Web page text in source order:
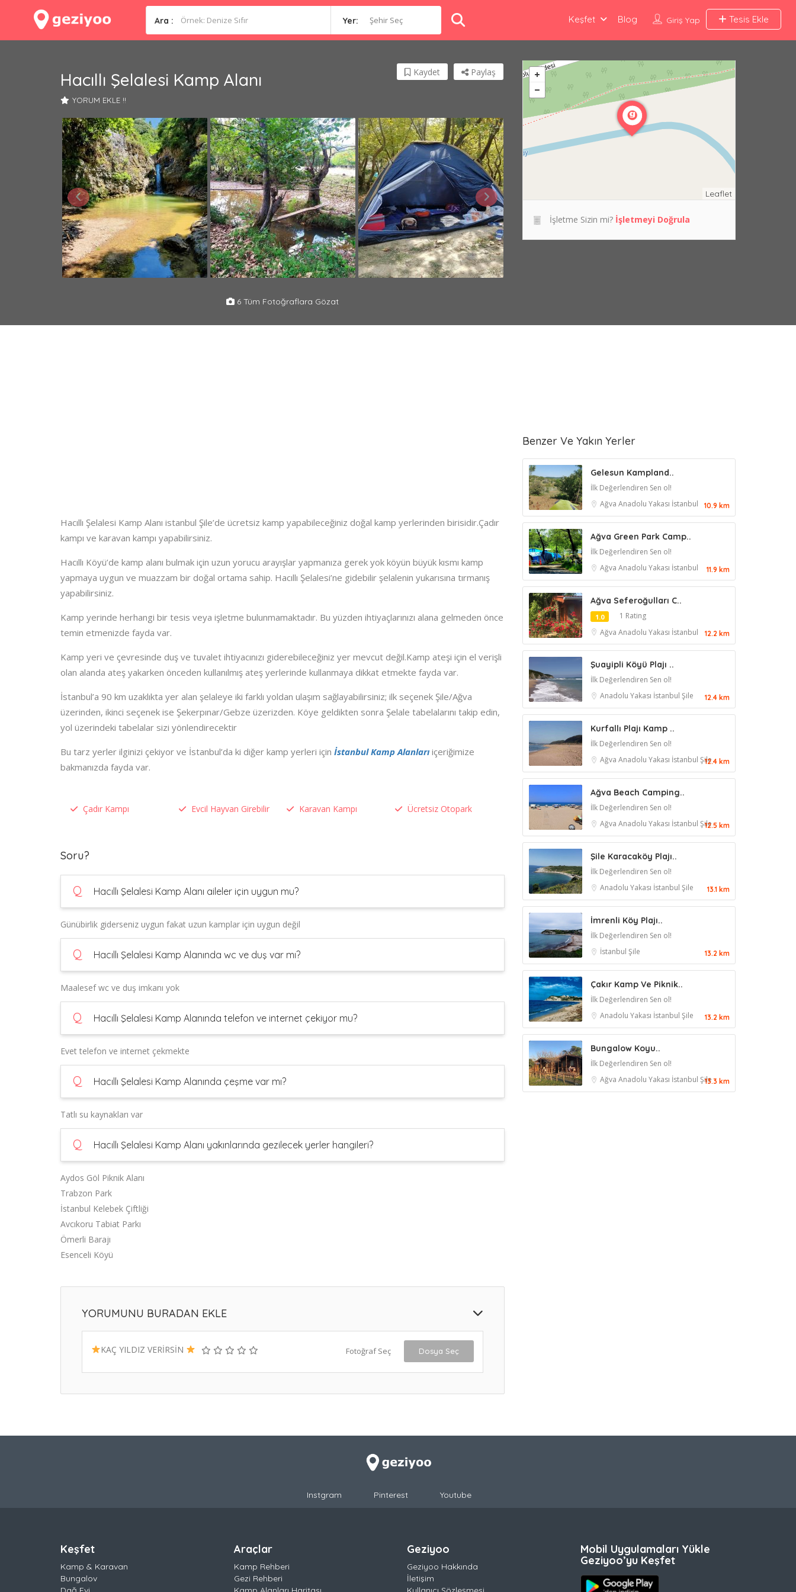
Ara : Yer: Şehir Seç Giriş Yap Tesis Ekle
Keşfet Blog
Hacıllı Şelalesi Kamp Alanı
YORUM EKLE !!
Paylaş
Kaydet
6 Tüm Fotoğraflara Gözat
Hacıllı Şelalesi Kamp Alanı istanbul Şile’de ücretsiz kamp yapabileceğiniz doğal kamp yerlerinden birisidir.Çadır
kampı ve karavan kampı yapabilirsiniz.
Hacıllı Köyü’de kamp alanı bulmak için uzun yorucu arayışlar yapmanıza gerek yok köyün büyük kısmı kamp
yapmaya uygun ve muazzam bir doğal ortama sahip. Hacıllı Şelalesi’ne gidebilir şelalenin yukarısına tırmanış
yapabilirsiniz.
Kamp yerinde herhangi bir tesis veya işletme bulunmamaktadır. Bu yüzden ihtiyaçlarınızı alana gelmeden önce
temin etmenizde fayda var.
Kamp yeri ve çevresinde duş ve tuvalet ihtiyacınızı giderebileceğiniz yer mevcut değil.Kamp ateşi için el verişli
olan alanda ateş yakarken önceden kullanılmış ateş yerlerinde kullanmaya dikkat etmekte fayda var.
İstanbul’a 90 km uzaklıkta yer alan şelaleye iki farklı yoldan ulaşım sağlayabilirsiniz; ilk seçenek Şile/Ağva
üzerinden, ikinci seçenek ise Şekerpınar/Gebze üzerizden. Köye geldikten sonra Şelale tabelalarını takip edin,
yol üzerindeki tabelalar sizi yönlendirecektir
Bu tarz yerler ilginizi çekiyor ve İstanbul’da ki diğer kamp yerleri için İstanbul Kamp Alanları içeriğimize
bakmanızda fayda var.
Çadır Kampı Evcil Hayvan Girebilir Karavan Kampı Ücretsiz Otopark
Soru?
Q Hacıllı Şelalesi Kamp Alanı aileler için uygun mu?
Günübirlik giderseniz uygun fakat uzun kamplar için uygun değil
Q Hacıllı Şelalesi Kamp Alanında wc ve duş var mı?
Maalesef wc ve duş imkanı yok
Q Hacıllı Şelalesi Kamp Alanında telefon ve internet çekiyor mu?
Evet telefon ve internet çekmekte
Q Hacıllı Şelalesi Kamp Alanında çeşme var mı?
Tatlı su kaynakları var
Q Hacıllı Şelalesi Kamp Alanı yakınlarında gezilecek yerler hangileri?
Aydos Göl Piknik Alanı
Trabzon Park
İstanbul Kelebek Çiftliği
Avcıkoru Tabiat Parkı
Ömerli Barajı
Esenceli Köyü
YORUMUNU BURADAN EKLE
KAÇ YILDIZ VERİRSİN Fotoğraf Seç Dosya Seç
Leaflet
İşletme Sizin mi? İşletmeyi Doğrula
Benzer Ve Yakın Yerler
Gelesun Kampland..
İlk Değerlendiren Sen ol!
Ağva Anadolu Yakası İstanbul 10.9 km
Ağva Green Park Camp..
İlk Değerlendiren Sen ol!
Ağva Anadolu Yakası İstanbul 11.9 km
Ağva Seferoğulları C..
1.0
1 Rating
Ağva Anadolu Yakası İstanbul 12.2 km
Şuayipli Köyü Plajı ..
İlk Değerlendiren Sen ol!
Anadolu Yakası İstanbul Şile 12.4 km
Kurfallı Plajı Kamp ..
İlk Değerlendiren Sen ol!
Ağva Anadolu Yakası İstanbul Şile12.4 km
Ağva Beach Camping..
İlk Değerlendiren Sen ol!
Ağva Anadolu Yakası İstanbul Şile12.5 km
Şile Karacaköy Plajı..
İlk Değerlendiren Sen ol!
Anadolu Yakası İstanbul Şile 13.1 km
İmrenli Köy Plajı..
İlk Değerlendiren Sen ol!
İstanbul Şile 13.2 km
Çakır Kamp Ve Piknik..
İlk Değerlendiren Sen ol!
Anadolu Yakası İstanbul Şile 13.2 km
Bungalow Koyu..
İlk Değerlendiren Sen ol!
Ağva Anadolu Yakası İstanbul Şile13.3 km
Instgram Pinterest Youtube
Keşfet
Kamp & Karavan
Bungalov
Araçlar
Kamp Rehberi
Gezi Rehberi
Geziyoo
Geziyoo Hakkında
İletişim
Mobil Uygulamaları Yükle
Geziyoo’yu Keşfet